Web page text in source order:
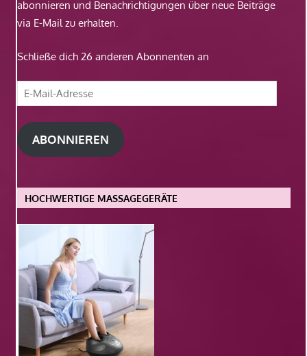
abonnieren und Benachrichtigungen über neue Beiträge
via E-Mail zu erhalten.
Schließe dich 26 anderen Abonnenten an
E-
Mail-
Adresse
ABONNIEREN
HOCHWERTIGE MASSAGEGERÄTE